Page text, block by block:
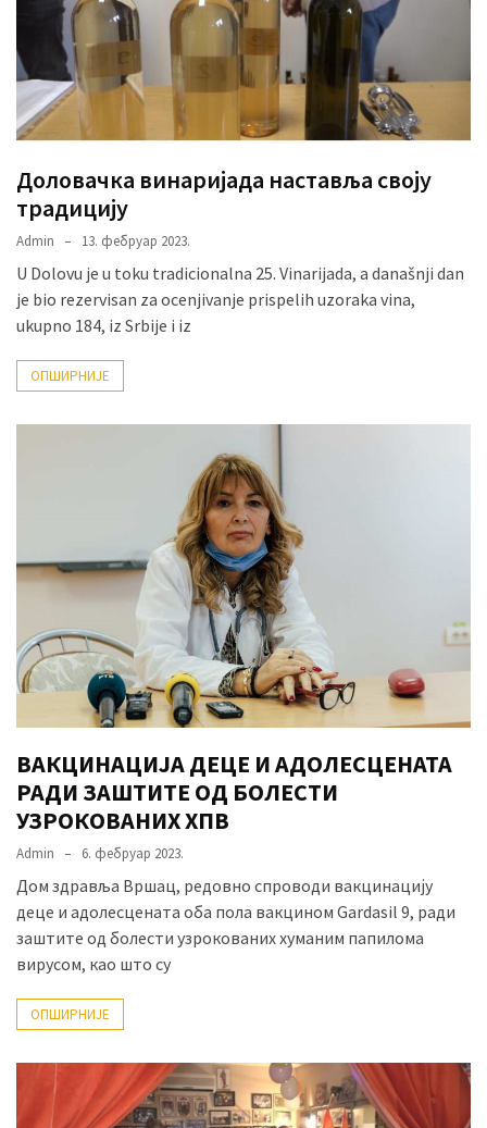
Доловачка винаријада наставља своју
традицију
Admin 13. фебруар 2023.
U Dolovu je u toku tradicionalna 25. Vinarijada, a današnji dan
je bio rezervisan za ocenjivanje prispelih uzoraka vina,
ukupno 184, iz Srbije i iz
ОПШИРНИЈЕ
ВАКЦИНАЦИЈА ДЕЦЕ И АДОЛЕСЦЕНАТА
РАДИ ЗАШТИТЕ ОД БОЛЕСТИ
УЗРОКОВАНИХ ХПВ
Admin 6. фебруар 2023.
Дом здравља Вршац, редовно спроводи вакцинацију
деце и адолесцената оба пола вакцином Gardasil 9, ради
заштите од болести узрокованих хуманим папилома
вирусом, као што су
ОПШИРНИЈЕ